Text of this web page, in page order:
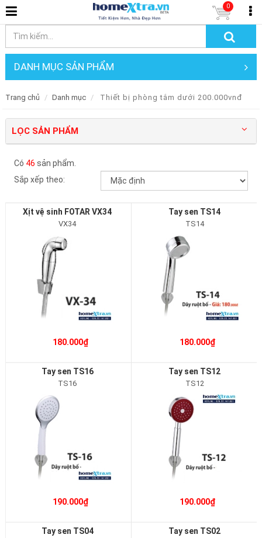
0
DANH MỤC SẢN PHẨM
Trang chủ Danh mục Thiết bị phòng tắm dưới 200.000vnđ
LỌC SẢN PHẨM
Có 46 sản phẩm.
Sắp xếp theo:
Xịt vệ sinh FOTAR VX34
VX34
180.000₫
Tay sen TS14
TS14
180.000₫
Tay sen TS16
TS16
190.000₫
Tay sen TS12
TS12
190.000₫
Tay sen TS04 Tay sen TS02